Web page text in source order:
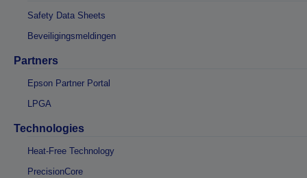
Safety Data Sheets
Beveiligingsmeldingen
Partners
Epson Partner Portal
LPGA
Technologies
Heat-Free Technology
PrecisionCore